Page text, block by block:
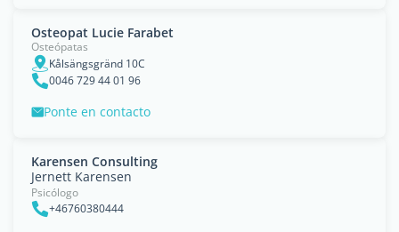
Osteopat Lucie Farabet
Osteópatas
Kålsängsgränd 10C
0046 729 44 01 96
Ponte en contacto
Karensen Consulting
Jernett Karensen
Psicólogo
+46760380444